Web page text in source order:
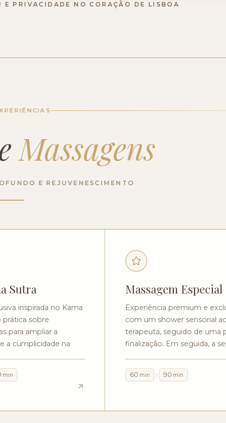
PRIVACIDADE NO CORAÇÃO DE LISBOA
Massagens
E REJUVENESCIMENTO
Sutra
inspirada no Kama
prática sobre
para ampliar a
a cumplicidade na
e mais segurança
min
Massagem Especial
Experiência premium e
com um shower sensorial
terapeuta, seguido de uma
finalização. Em seguida, a
uma segunda finalização,
uma experiência completa e
60 min | 90 min